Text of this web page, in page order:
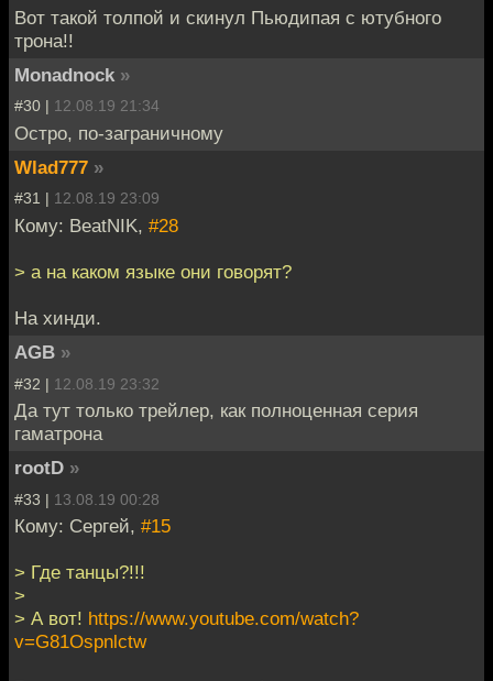
Вот такой толпой и скинул Пьюдипая с ютубного
трона!!
Monadnock »
#30 | 12.08.19 21:34
Остро, по-заграничному
Wlad777 »
#31 | 12.08.19 23:09
Кому: BeatNIK, #28
> а на каком языке они говорят?
На хинди.
AGB »
#32 | 12.08.19 23:32
Да тут только трейлер, как полноценная серия
гаматрона
rootD »
#33 | 13.08.19 00:28
Кому: Cергей, #15
> Где танцы?!!!
>
> А вот! https://www.youtube.com/watch?
v=G81Ospnlctw